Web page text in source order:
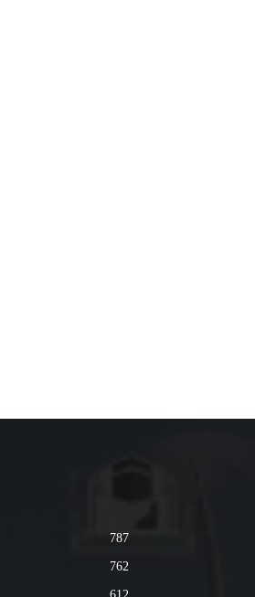
787
762